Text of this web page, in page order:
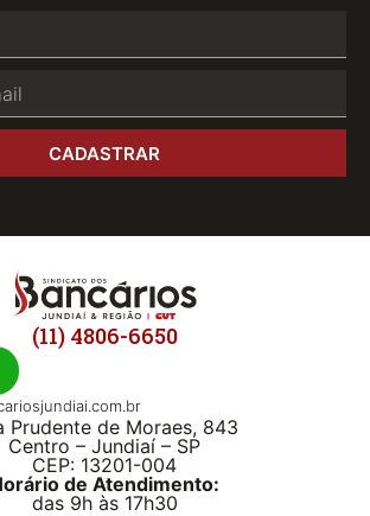
CADASTRAR
(11) 4806-6650
Prudente de Moraes, 843
Centro – Jundiaí – SP
CEP: 13201-004
de Atendimento:
das 9h às 17h30